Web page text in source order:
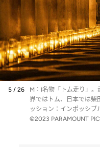
5 / 26
M：I名物「トム走り」
界ではトム、日本では柴
ッション：インポッシブ
©2023 PARAMOUNT